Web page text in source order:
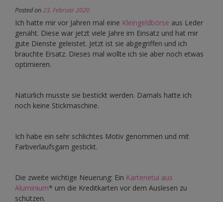
Posted on23. Februar 2020
Ich hatte mir vor Jahren mal eine Kleingeldbörse aus Leder
genäht. Diese war jetzt viele Jahre im Einsatz und hat mir
gute Dienste geleistet. Jetzt ist sie abgegriffen und ich
brauchte Ersatz. Dieses mal wollte ich sie aber noch etwas
optimieren.
Natürlich musste sie bestickt werden. Damals hatte ich
noch keine Stickmaschine.
Ich habe ein sehr schlichtes Motiv genommen und mit
Farbverlaufsgarn gestickt.
Die zweite wichtige Neuerung: Ein Kartenetui aus
Aluminium* um die Kreditkarten vor dem Auslesen zu
schützen.